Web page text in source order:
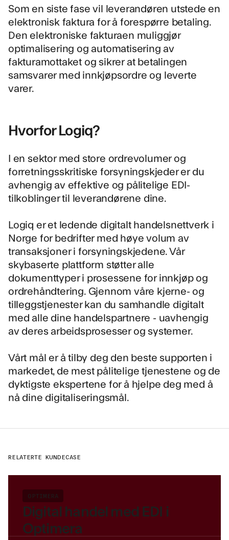
Som en siste fase vil leverandøren utstede en
elektronisk faktura for å forespørre betaling.
Den elektroniske fakturaen muliggjør
optimalisering og automatisering av
fakturamottaket og sikrer at betalingen
samsvarer med innkjøpsordre og leverte
varer.
Hvorfor Logiq?
I en sektor med store ordrevolumer og
forretningsskritiske forsyningskjeder er du
avhengig av effektive og pålitelige EDI-
tilkoblinger til leverandørene dine.
Logiq er et ledende digitalt handelsnettverk i
Norge for bedrifter med høye volum av
transaksjoner i forsyningskjedene. Vår
skybaserte plattform støtter alle
dokumenttyper i prosessene for innkjøp og
ordrehåndtering. Gjennom våre kjerne- og
tilleggstjenester kan du samhandle digitalt
med alle dine handelspartnere - uavhengig
av deres arbeidsprosesser og systemer.
Vårt mål er å tilby deg den beste supporten i
markedet, de mest pålitelige tjenestene og de
dyktigste ekspertene for å hjelpe deg med å
nå dine digitaliseringsmål.
RELATERTE KUNDECASE
OPTIMERA
Digital handel med EDI i
Optimera